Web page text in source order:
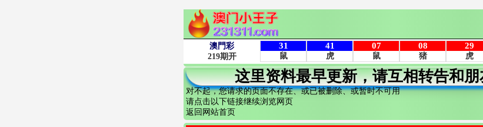
这里资料最早更新，请互相转告和
对不起，您请求的页面不存在、或已被删除、或暂时不可用
请点击以下链接继续浏览网页
返回网站首页